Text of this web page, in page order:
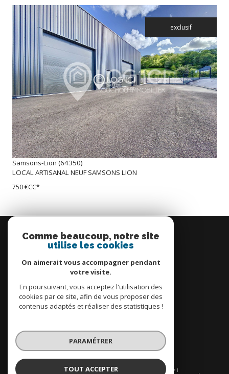
exclusif
voir le bien
Samsons-Lion (64350)
LOCAL ARTISANAL NEUF SAMSONS LION
750 €CC*
connecter
espace propriétaire
© 2026 | Tous droits réservés | Traduction powered by Google |
Comme beaucoup, notre site
utilise les cookies
On aimerait vous accompagner pendant
votre visite.
En poursuivant, vous acceptez l'utilisation des
cookies par ce site, afin de vous proposer des
contenus adaptés et réaliser des statistiques !
PARAMÉTRER
TOUT ACCEPTER